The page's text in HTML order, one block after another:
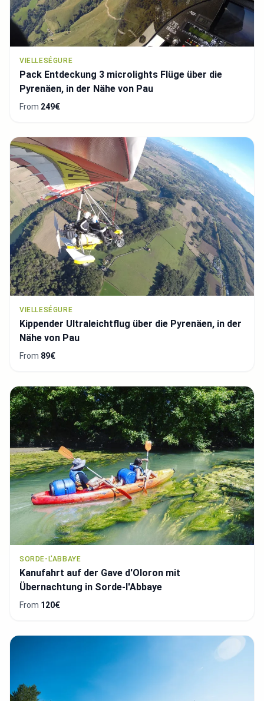
VIELLESÉGURE
Pack Entdeckung 3 microlights Flüge über die
Pyrenäen, in der Nähe von Pau
From 249€
VIELLESÉGURE
Kippender Ultraleichtflug über die Pyrenäen, in der
Nähe von Pau
From 89€
SORDE-L'ABBAYE
Kanufahrt auf der Gave d'Oloron mit
Übernachtung in Sorde-l'Abbaye
From 120€